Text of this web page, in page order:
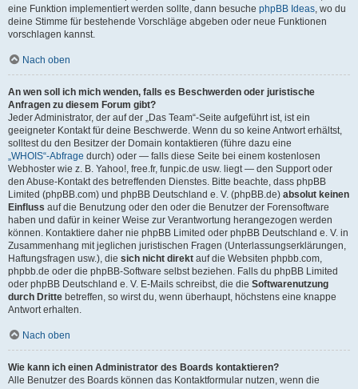
eine Funktion implementiert werden sollte, dann besuche phpBB Ideas, wo du
deine Stimme für bestehende Vorschläge abgeben oder neue Funktionen
vorschlagen kannst.
Nach oben
An wen soll ich mich wenden, falls es Beschwerden oder juristische
Anfragen zu diesem Forum gibt?
Jeder Administrator, der auf der „Das Team“-Seite aufgeführt ist, ist ein
geeigneter Kontakt für deine Beschwerde. Wenn du so keine Antwort erhältst,
solltest du den Besitzer der Domain kontaktieren (führe dazu eine
„WHOIS“-Abfrage durch) oder — falls diese Seite bei einem kostenlosen
Webhoster wie z. B. Yahoo!, free.fr, funpic.de usw. liegt — den Support oder
den Abuse-Kontakt des betreffenden Dienstes. Bitte beachte, dass phpBB
Limited (phpBB.com) und phpBB Deutschland e. V. (phpBB.de) absolut keinen
Einfluss auf die Benutzung oder den oder die Benutzer der Forensoftware
haben und dafür in keiner Weise zur Verantwortung herangezogen werden
können. Kontaktiere daher nie phpBB Limited oder phpBB Deutschland e. V. in
Zusammenhang mit jeglichen juristischen Fragen (Unterlassungserklärungen,
Haftungsfragen usw.), die sich nicht direkt auf die Websiten phpbb.com,
phpbb.de oder die phpBB-Software selbst beziehen. Falls du phpBB Limited
oder phpBB Deutschland e. V. E-Mails schreibst, die die Softwarenutzung
durch Dritte betreffen, so wirst du, wenn überhaupt, höchstens eine knappe
Antwort erhalten.
Nach oben
Wie kann ich einen Administrator des Boards kontaktieren?
Alle Benutzer des Boards können das Kontaktformular nutzen, wenn die